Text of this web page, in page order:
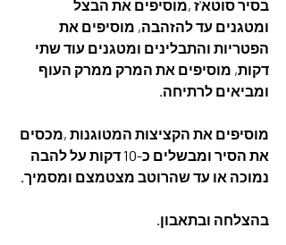
בסיר סוטא'ז ,מוסיפים את הבצל
ומטגנים עד להזהבה, מוסיפים את
הפטריות והתבלינים ומטגנים עוד שתי
דקות, מוסיפים את המרק ממרק העוף
ומביאים לרתיחה.
מוסיפים את הקציצות המטוגנות ,מכסים
את הסיר ומבשלים כ-10 דקות על להבה
נמוכה או עד שהרוטב מצטמצם ומסמיך.
בהצלחה ובתאבון.